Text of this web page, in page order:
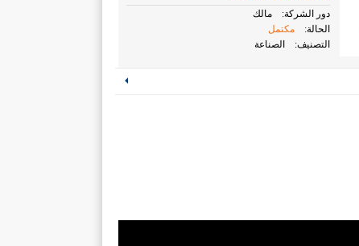
دور الشركة:
مالك
الحالة:
مكتمل
التصنيف:
الصناعة